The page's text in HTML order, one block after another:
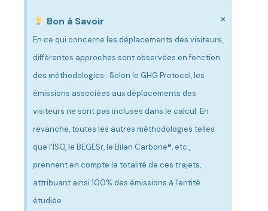
Bon à Savoir
En ce qui concerne les déplacements des visiteurs,
différentes approches sont observées en fonction
des méthodologies : Selon le GHG Protocol, les
émissions associées aux déplacements des
visiteurs ne sont pas incluses dans le calcul. En
revanche, toutes les autres méthodologies telles
que l'ISO, le BEGESr, le Bilan Carbone®, etc.,
prennent en compte la totalité de ces trajets,
attribuant ainsi 100% des émissions à l'entité
étudiée.
×